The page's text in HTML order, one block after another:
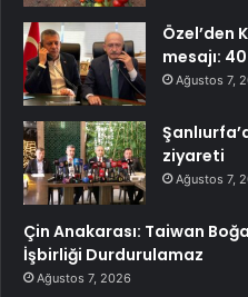
Özel’den
mesajı:
Ağustos 7,
ziyareti
Ağustos 7,
Çin Anakarası: Taiwan
İşbirliği Durdurulamaz
Ağustos 7, 2026